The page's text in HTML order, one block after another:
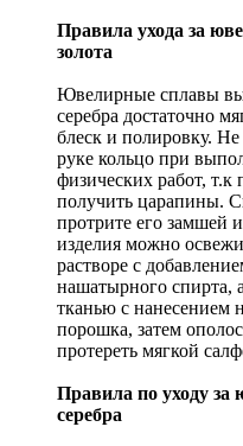
Правила ухода за
золота
Ювелирные сплавы
серебра достаточно
блеск и полировку. Не
руке кольцо при
физических работ, т.к
получить царапины.
протрите его замшей
изделия можно
растворе с
нашатырного спирта,
тканью с нанесением
порошка, затем
протереть мягкой
Правила по уходу
серебра